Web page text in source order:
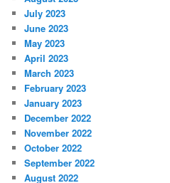
July 2023
June 2023
May 2023
April 2023
March 2023
February 2023
January 2023
December 2022
November 2022
October 2022
September 2022
August 2022